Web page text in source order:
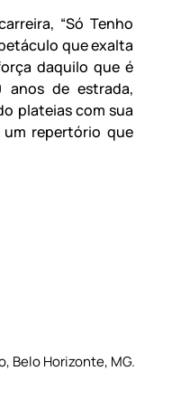
“Só Tenho
que exalta
daquilo que é
de estrada,
plateias com sua
repertório que
Belo Horizonte, MG.